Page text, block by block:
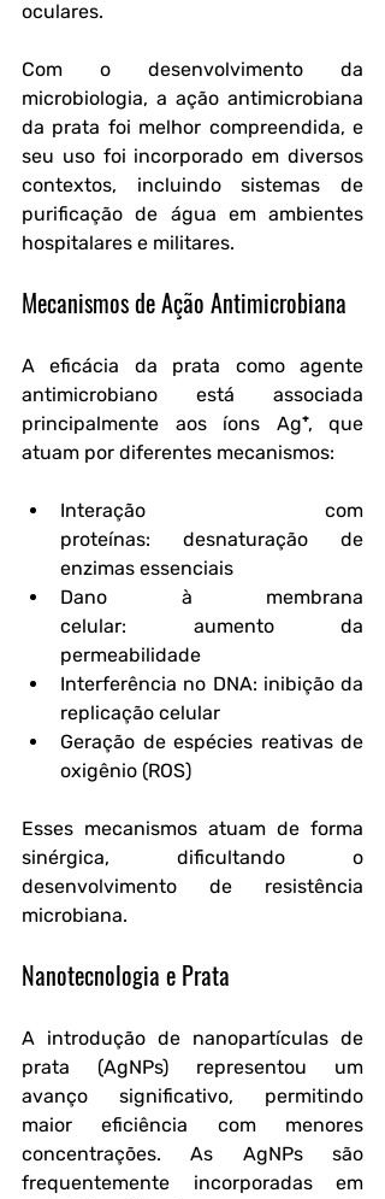
oculares.
Com o desenvolvimento da
microbiologia, a ação antimicrobiana
da prata foi melhor compreendida, e
seu uso foi incorporado em diversos
contextos, incluindo sistemas de
purificação de água em ambientes
hospitalares e militares.
Mecanismos de Ação Antimicrobiana
A eficácia da prata como agente
antimicrobiano está associada
principalmente aos íons Ag⁺, que
atuam por diferentes mecanismos:
Interação com
proteínas: desnaturação de
enzimas essenciais
Dano à membrana
celular: aumento da
permeabilidade
Interferência no DNA: inibição da
replicação celular
Geração de espécies reativas de
oxigênio (ROS)
Esses mecanismos atuam de forma
sinérgica, dificultando o
desenvolvimento de resistência
microbiana.
Nanotecnologia e Prata
A introdução de nanopartículas de
prata (AgNPs) representou um
avanço significativo, permitindo
maior eficiência com menores
concentrações. As AgNPs são
frequentemente incorporadas em